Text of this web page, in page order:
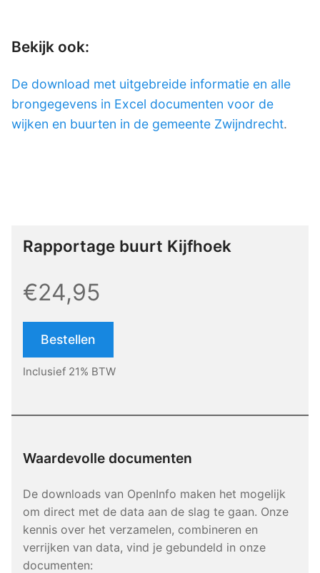
Bekijk ook:
De download met uitgebreide informatie en alle
brongegevens in Excel documenten voor de
wijken en buurten in de gemeente Zwijndrecht.
Rapportage buurt Kijfhoek
€24,95
Bestellen
Inclusief 21% BTW
Waardevolle documenten
De downloads van OpenInfo maken het mogelijk
om direct met de data aan de slag te gaan. Onze
kennis over het verzamelen, combineren en
verrijken van data, vind je gebundeld in onze
documenten: